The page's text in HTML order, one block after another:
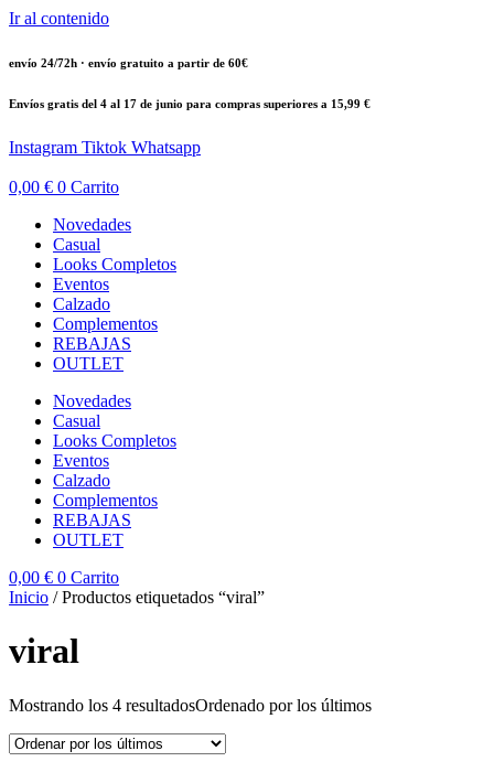
Ir al contenido
envío 24/72h · envío gratuito a partir de 60€
Envíos gratis del 4 al 17 de junio para compras superiores a 15,99 €
Instagram Tiktok Whatsapp
0,00 € 0 Carrito
Novedades
Casual
Looks Completos
Eventos
Calzado
Complementos
REBAJAS
OUTLET
Novedades
Casual
Looks Completos
Eventos
Calzado
Complementos
REBAJAS
OUTLET
0,00 € 0 Carrito
Inicio / Productos etiquetados “viral”
viral
Mostrando los 4 resultadosOrdenado por los últimos